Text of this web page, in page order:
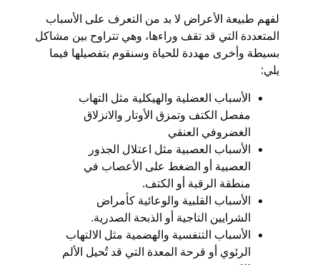
لفهم طبيعة الأعراض لا بد من التعرف على الأسباب
المتعددة التي قد تقف وراءها، وهي تتراوح بين مشاكل
بسيطة وأخرى مهددة للحياة وسنقوم بتفصيلها فيما
يلي:
الأسباب العضلية والهيكلية مثل التهاب
مفصل الكتف وتمزق الأوتار والانزلاق
الغضروفي العنقي
الأسباب العصبية مثل اعتلال الجذور
العصبية أو الضغط على الأعصاب في
منطقة الرقبة أو الكتف.
الأسباب القلبية والوعائية كأمراض
الشرايين التاجية أو الذبحة الصدرية.
الأسباب التنفسية والهضمية مثل الالتهاب
الرئوي أو قرحة المعدة التي قد تُحيل الألم